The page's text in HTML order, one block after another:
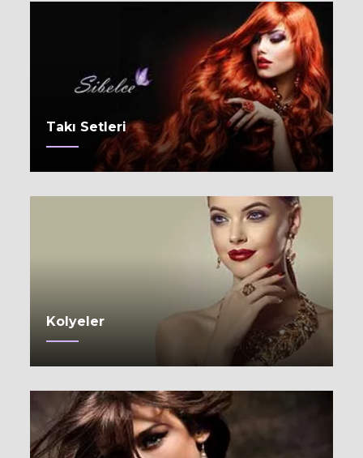
Takı Setleri
Kolyeler